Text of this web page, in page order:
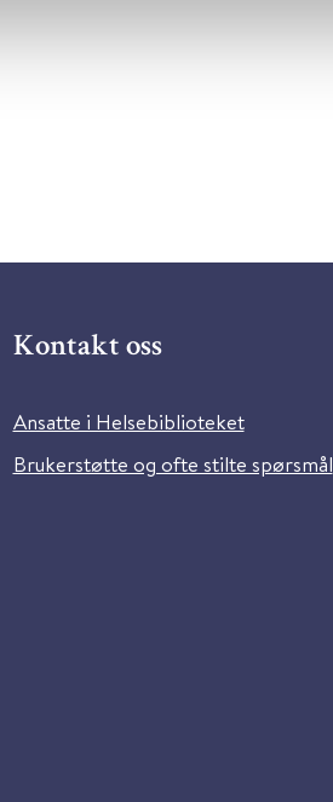
Kontakt oss
Ansatte i Helsebiblioteket
Brukerstøtte og ofte stilte spørsmål